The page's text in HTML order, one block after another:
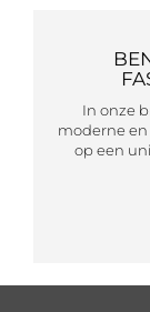
In onze
moderne
op een